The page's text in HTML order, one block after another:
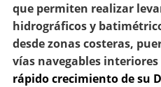
que permiten realizar
hidrográficos y
desde zonas costeras,
vías navegables interiores
rápido crecimiento de su